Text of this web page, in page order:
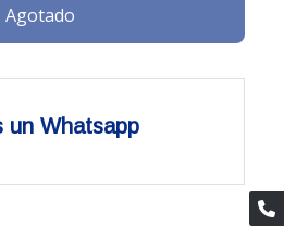
Agotado
un Whatsapp